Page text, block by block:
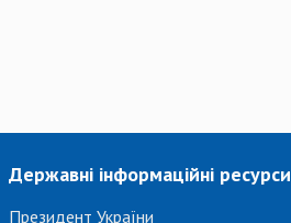
Державні інформаційні ресурси
Президент України